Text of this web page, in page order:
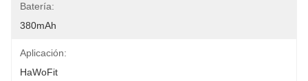
Batería:
380mAh
Aplicación:
HaWoFit